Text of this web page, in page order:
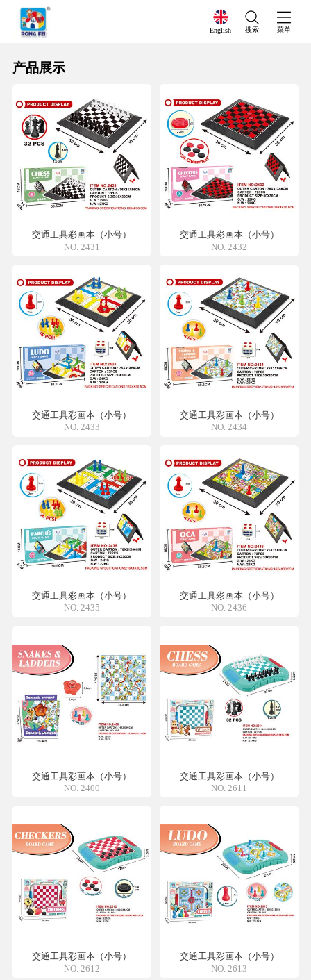
English 搜索 菜单
产品展示
交通工具彩画本（小号）
NO. 2431
交通工具彩画本（小号）
NO. 2432
交通工具彩画本（小号）
NO. 2433
交通工具彩画本（小号）
NO. 2434
交通工具彩画本（小号）
NO. 2435
交通工具彩画本（小号）
NO. 2436
交通工具彩画本（小号）
NO. 2400
交通工具彩画本（小号）
NO. 2611
交通工具彩画本（小号）
NO. 2612
交通工具彩画本（小号）
NO. 2613